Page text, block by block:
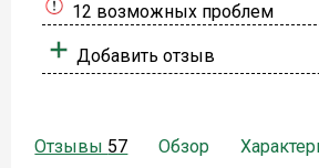
12 возможных проблем
Добавить отзыв
Отзывы 57 Обзор